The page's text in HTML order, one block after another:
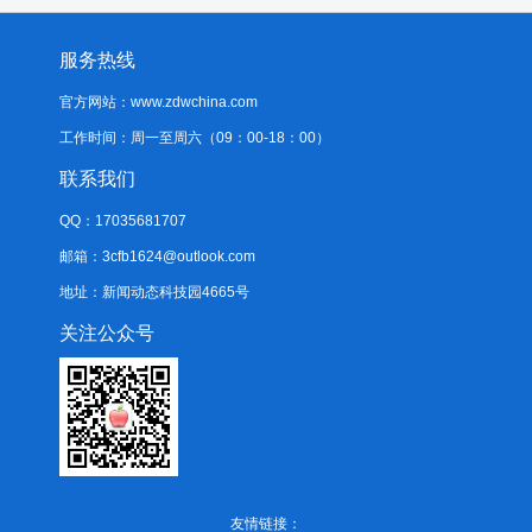
服务热线
官方网站：www.zdwchina.com
工作时间：周一至周六（09：00-18：00）
联系我们
QQ：17035681707
邮箱：3cfb1624@outlook.com
地址：新闻动态科技园4665号
关注公众号
友情链接：